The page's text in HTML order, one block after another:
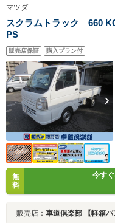
マツダ
スクラムトラック 660
PS
販売店保証 購入プラン付
無
料
今す
販売店： 車道倶楽部 【軽箱バ